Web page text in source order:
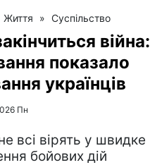
Життя » Суспільство
війна:
показало
українців
Пн
всі вірять у швидке
бойових дій